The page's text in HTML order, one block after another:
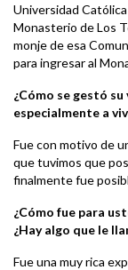
Universidad
Monasterio de Los
monje de esa
para ingresar al
¿Cómo se gestó su
especialmente a
Fue con motivo de
que tuvimos que
finalmente fue
¿Cómo fue para
¿Hay algo que le
Fue una muy rica